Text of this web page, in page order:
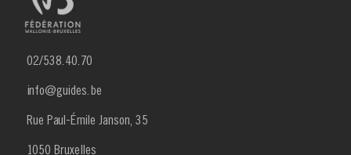
02/538.40.70
info@guides.be
Rue Paul-Émile Janson, 35
1050 Bruxelles